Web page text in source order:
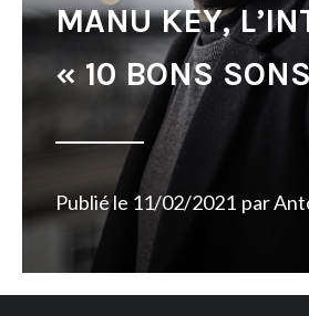
MANU KEY,
« 10 BONS
Publié le 11/02/2021 par